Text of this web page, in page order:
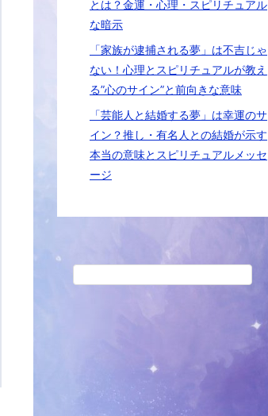
とは？金運・心理・スピリチュアル
な暗示
「家族が逮捕される夢」は不吉じゃ
ない！心理とスピリチュアルが教え
る”心のサイン”と前向きな意味
「芸能人と結婚する夢」は幸運のサ
イン？推し・有名人との結婚が示す
本当の意味とスピリチュアルメッセ
ージ